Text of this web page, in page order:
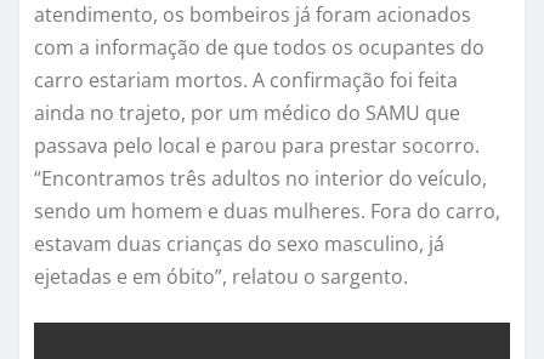
atendimento, os bombeiros já foram acionados
com a informação de que todos os ocupantes do
carro estariam mortos. A confirmação foi feita
ainda no trajeto, por um médico do SAMU que
passava pelo local e parou para prestar socorro.
“Encontramos três adultos no interior do veículo,
sendo um homem e duas mulheres. Fora do carro,
estavam duas crianças do sexo masculino, já
ejetadas e em óbito”, relatou o sargento.